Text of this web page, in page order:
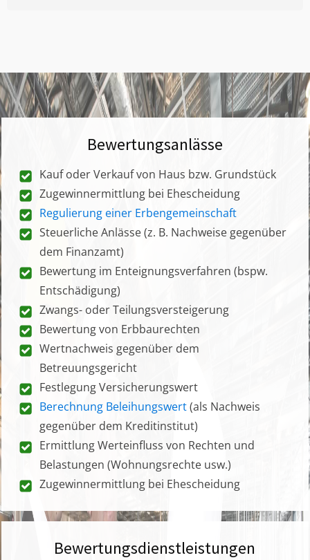
Bewertungsanlässe
Kauf oder Verkauf von Haus bzw. Grundstück
Zugewinnermittlung bei Ehescheidung
Regulierung einer Erbengemeinschaft
Steuerliche Anlässe (z. B. Nachweise gegenüber
dem Finanzamt)
Bewertung im Enteignungsverfahren (bspw.
Entschädigung)
Zwangs- oder Teilungsversteigerung
Bewertung von Erbbaurechten
Wertnachweis gegenüber dem
Betreuungsgericht
Festlegung Versicherungswert
Berechnung Beleihungswert(als Nachweis
gegenüber dem Kreditinstitut)
Ermittlung Werteinfluss von Rechten und
Belastungen (Wohnungsrechte usw.)
Zugewinnermittlung bei Ehescheidung
Bewertungsdienstleistungen